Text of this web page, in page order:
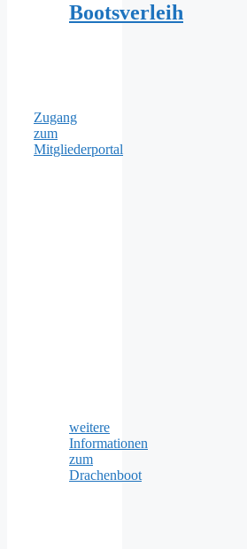
Bootsverleih
Zugang
zum
Mitgliederportal
weitere
Informationen
zum
Drachenboot